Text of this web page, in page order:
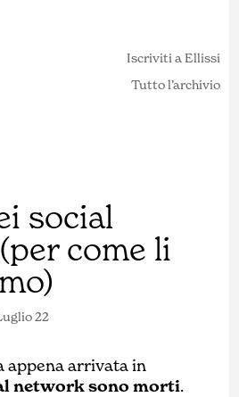
Iscriviti a Ellissi
Tutto l’archivio
social
come li
22
appena arrivata in
network sono morti.